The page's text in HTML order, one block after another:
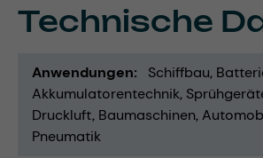
Technische
Anwendungen Schiffbau
Akkumulatorentechnik
Druckluft Baumaschinen
Pneumatik